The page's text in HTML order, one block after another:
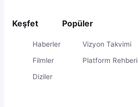
Keşfet
Haberler
Filmler
Diziler
Popüler
Vizyon Takvimi
Platform Rehberi